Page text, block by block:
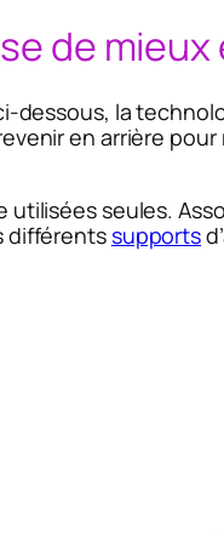
de
dessous, la
en arrière
seules.
différentssupports